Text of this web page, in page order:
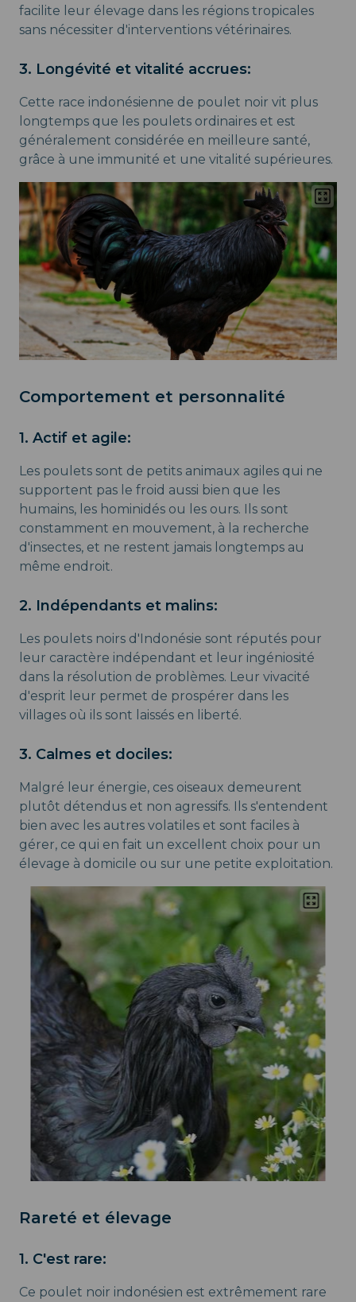
facilite leur élevage dans les régions tropicales
sans nécessiter d'interventions vétérinaires.
3. Longévité et vitalité accrues:
Cette race indonésienne de poulet noir vit plus
longtemps que les poulets ordinaires et est
généralement considérée en meilleure santé,
grâce à une immunité et une vitalité supérieures.
Comportement et personnalité
1. Actif et agile:
Les poulets sont de petits animaux agiles qui ne
supportent pas le froid aussi bien que les
humains, les hominidés ou les ours. Ils sont
constamment en mouvement, à la recherche
d'insectes, et ne restent jamais longtemps au
même endroit.
2. Indépendants et malins:
Les poulets noirs d'Indonésie sont réputés pour
leur caractère indépendant et leur ingéniosité
dans la résolution de problèmes. Leur vivacité
d'esprit leur permet de prospérer dans les
villages où ils sont laissés en liberté.
3. Calmes et dociles:
Malgré leur énergie, ces oiseaux demeurent
plutôt détendus et non agressifs. Ils s'entendent
bien avec les autres volatiles et sont faciles à
gérer, ce qui en fait un excellent choix pour un
élevage à domicile ou sur une petite exploitation.
Rareté et élevage
1. C'est rare:
Ce poulet noir indonésien est extrêmement rare